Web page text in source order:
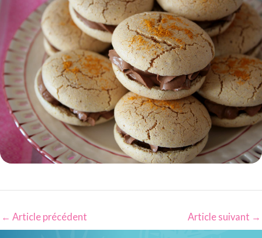
← Article précédent Article suivant →